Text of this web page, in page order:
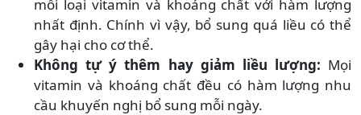
mỗi loại vitamin và khoáng chất với hàm lượng
nhất định. Chính vì vậy, bổ sung quá liều có thể
gây hại cho cơ thể.
Không tự ý thêm hay giảm liều lượng: Mọi
vitamin và khoáng chất đều có hàm lượng nhu
cầu khuyến nghị bổ sung mỗi ngày.